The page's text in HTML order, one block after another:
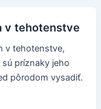
v tehotenstve
v tehotenstve,
príznaky jeho
pôrodom vysadiť.